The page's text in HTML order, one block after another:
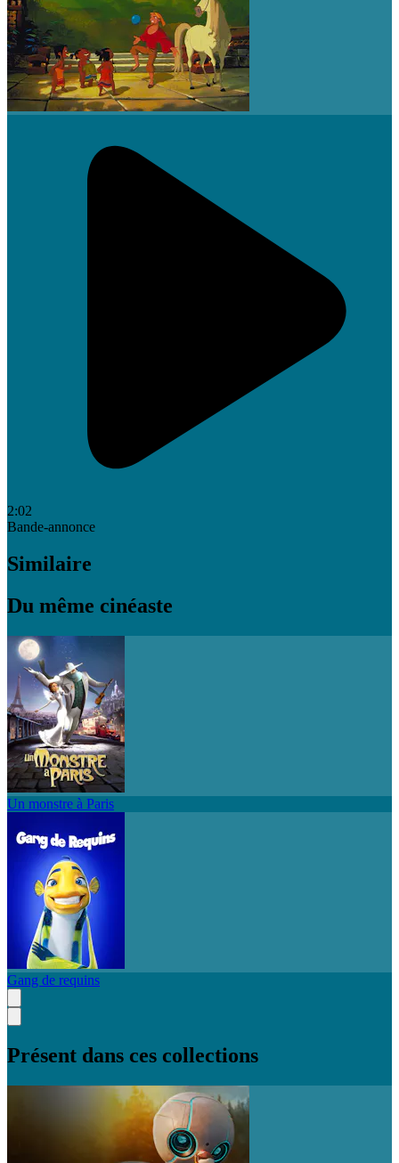
2:02
Bande-annonce
Similaire
Du même cinéaste
Un monstre à Paris
Gang de requins
Présent dans ces collections